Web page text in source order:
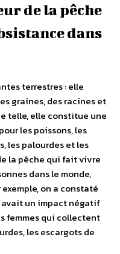
de la pêche
dans
terrestres : elle
graines, des racines et
telle, elle constitue une
les poissons, les
les palourdes et les
la pêche qui fait vivre
dans le monde,
on a constaté
avait un impact négatif
femmes qui collectent
les escargots de